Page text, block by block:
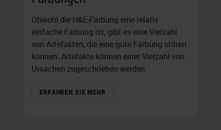
Obwohl die H&E-Färbung eine relativ
einfache Färbung ist, gibt es eine Vielzahl
von Artefakten, die eine gute Färbung stören
können. Artefakte können einer Vielzahl von
Ursachen zugeschrieben werden.
ERFAHREN SIE MEHR